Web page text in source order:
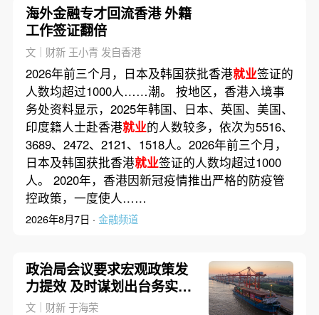
海外金融专才回流香港 外籍
工作签证翻倍
文｜财新 王小青 发自香港
2026年前三个月，日本及韩国获批香港就业签证的
人数均超过1000人……潮。 按地区，香港入境事
务处资料显示，2025年韩国、日本、英国、美国、
印度籍人士赴香港就业的人数较多，依次为5516、
3689、2472、2121、1518人。2026年前三个月，
日本及韩国获批香港就业签证的人数均超过1000
人。 2020年，香港因新冠疫情推出严格的防疫管
控政策，一度使人……
2026年8月7日 · 金融频道
政治局会议要求宏观政策发
力提效 及时谋划出台务实管
用的增量政策
文｜财新 于海荣